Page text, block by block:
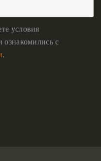
условия
ознакомились с
.